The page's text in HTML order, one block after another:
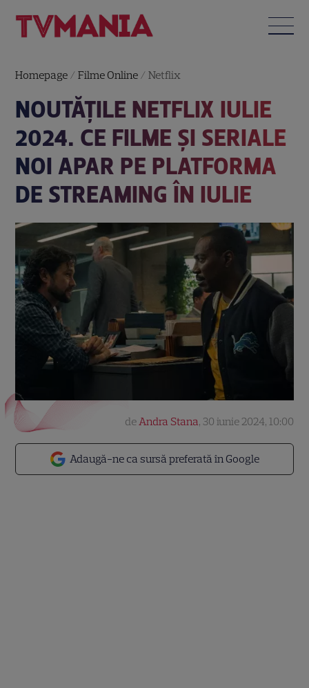
Homepage /Filme Online /Netflix
NOUTĂȚILE NETFLIX IULIE
2024. CE FILME ȘI SERIALE
NOI APAR PE PLATFORMA
DE STREAMING ÎN IULIE
Adaugă-ne ca sursă preferată în Google
deAndra Stana, 30 iunie 2024, 10:00